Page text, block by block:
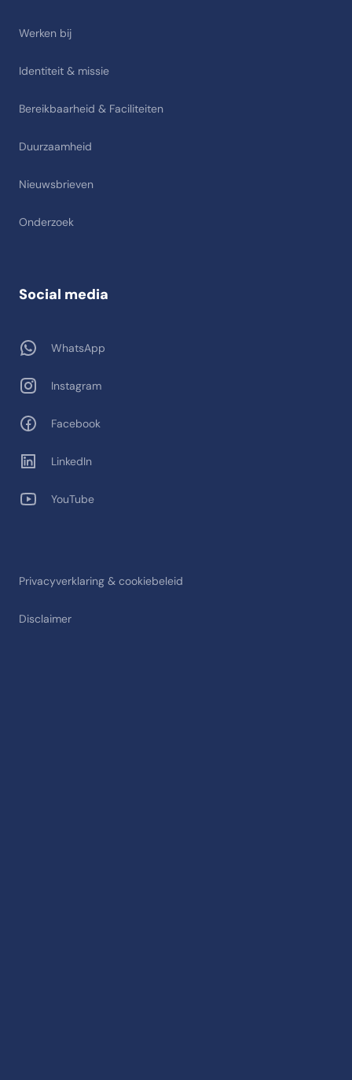
Werken bij
Identiteit & missie
Bereikbaarheid & Faciliteiten
Duurzaamheid
Nieuwsbrieven
Onderzoek
Privacyverklaring & cookiebeleid
Disclaimer
Social media
WhatsApp
Instagram
Facebook
LinkedIn
YouTube